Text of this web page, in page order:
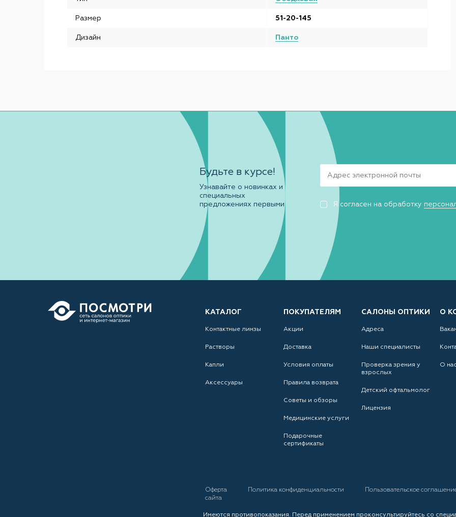
Размер 51-20-145
Дизайн Панто
Будьте в курсе!
Узнавайте о новинках и
специальных
предложениях первыми
Я согласен на обработку
КАТАЛОГ
Контактные линзы
Растворы
Капли
Аксессуары
ПОКУПАТЕЛЯМ
Акции
Доставка
Условия оплаты
Правила возврата
Советы и обзоры
Медицинские услуги
Подарочные
сертификаты
САЛОНЫ ОПТИКИ
Адреса
Наши специалисты
Проверка зрения у
взрослых
Детский офтальмолог
Лицензия
О
О нас
Оферта Политика конфиденциальности Пользовательское
сайта
Имеются противопоказания. Перед применением проконсультируйтесь со